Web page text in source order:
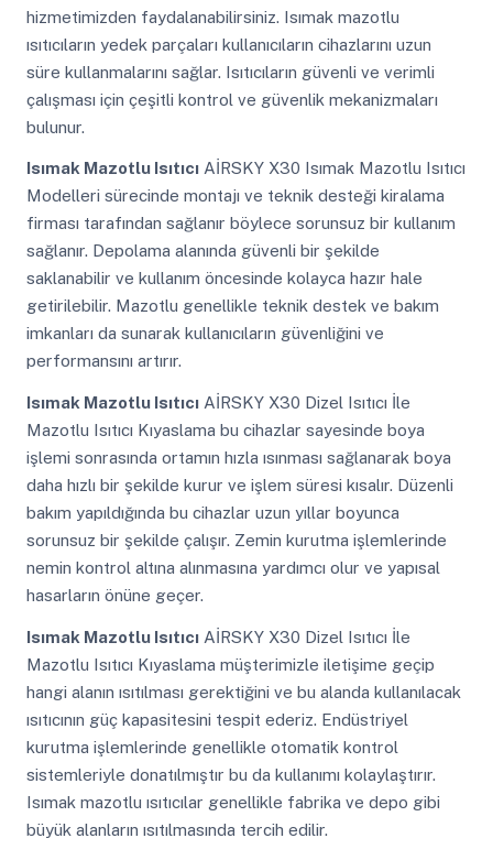
hizmetimizden faydalanabilirsiniz. Isımak mazotlu
ısıtıcıların yedek parçaları kullanıcıların cihazlarını uzun
süre kullanmalarını sağlar. Isıtıcıların güvenli ve verimli
çalışması için çeşitli kontrol ve güvenlik mekanizmaları
bulunur.
Isımak Mazotlu IsıtıcıAİRSKY X30 Isımak Mazotlu Isıtıcı
Modelleri sürecinde montajı ve teknik desteği kiralama
firması tarafından sağlanır böylece sorunsuz bir kullanım
sağlanır. Depolama alanında güvenli bir şekilde
saklanabilir ve kullanım öncesinde kolayca hazır hale
getirilebilir. Mazotlu genellikle teknik destek ve bakım
imkanları da sunarak kullanıcıların güvenliğini ve
performansını artırır.
Isımak Mazotlu IsıtıcıAİRSKY X30 Dizel Isıtıcı İle
Mazotlu Isıtıcı Kıyaslama bu cihazlar sayesinde boya
işlemi sonrasında ortamın hızla ısınması sağlanarak boya
daha hızlı bir şekilde kurur ve işlem süresi kısalır. Düzenli
bakım yapıldığında bu cihazlar uzun yıllar boyunca
sorunsuz bir şekilde çalışır. Zemin kurutma işlemlerinde
nemin kontrol altına alınmasına yardımcı olur ve yapısal
hasarların önüne geçer.
Isımak Mazotlu IsıtıcıAİRSKY X30 Dizel Isıtıcı İle
Mazotlu Isıtıcı Kıyaslama müşterimizle iletişime geçip
hangi alanın ısıtılması gerektiğini ve bu alanda kullanılacak
ısıtıcının güç kapasitesini tespit ederiz. Endüstriyel
kurutma işlemlerinde genellikle otomatik kontrol
sistemleriyle donatılmıştır bu da kullanımı kolaylaştırır.
Isımak mazotlu ısıtıcılar genellikle fabrika ve depo gibi
büyük alanların ısıtılmasında tercih edilir.